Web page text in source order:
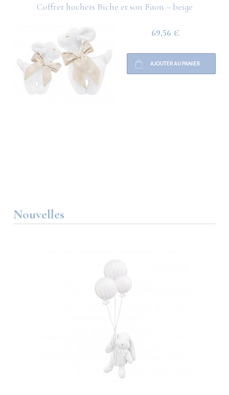
Coffret hochets Biche et son Faon – beige
69,56 €
AJOUTER AU PANIER
Nouvelles